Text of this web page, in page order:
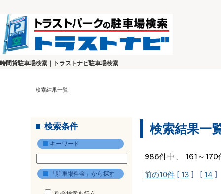
時間貸駐車場検索｜トラストナビ駐車場検索
検索結果一覧
検索条件
キーワード
「駐車場料金」から探す
検索結果一
986件中、 161～
前の10件 [ 13 ] [ 14 ]